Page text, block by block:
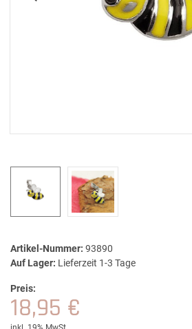
Artikel-Nummer: 93890
Auf Lager: Lieferzeit 1-3 Tage
Preis:
18,95 €